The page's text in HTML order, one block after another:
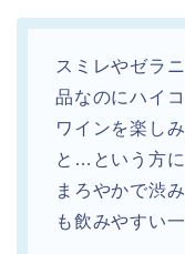
スミレやゼラ
品なのにハイ
ワインを楽し
と…という方に
まろやかで渋
も飲みやすい